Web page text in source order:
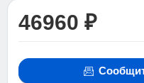
46960 ₽